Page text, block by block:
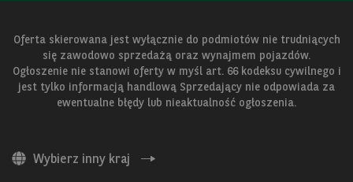
Oferta skierowana jest wyłącznie do podmiotów nie trudniących
się zawodowo sprzedażą oraz wynajmem pojazdów.
Ogłoszenie nie stanowi oferty w myśl art. 66 kodeksu cywilnego i
jest tylko informacją handlową Sprzedający nie odpowiada za
ewentualne błędy lub nieaktualność ogłoszenia.
Wybierz inny kraj